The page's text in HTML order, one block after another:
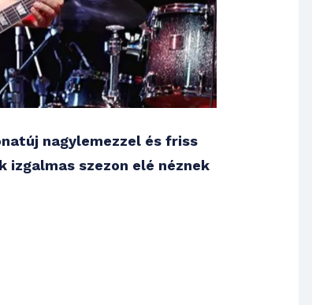
nagylemezzel és friss
szezon elé néznek